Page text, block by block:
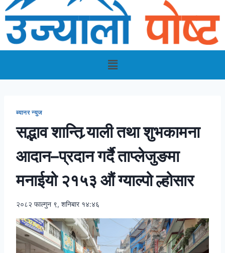
ब्यानर न्युज
सद्भाव शान्ति र्‍याली तथा शुभकामना
आदान–प्रदान गर्दै ताप्लेजुङमा
मनाईयो २१५३ औं ग्याल्पो ल्होसार
२०८२ फाल्गुन ९, शनिबार १४:४६